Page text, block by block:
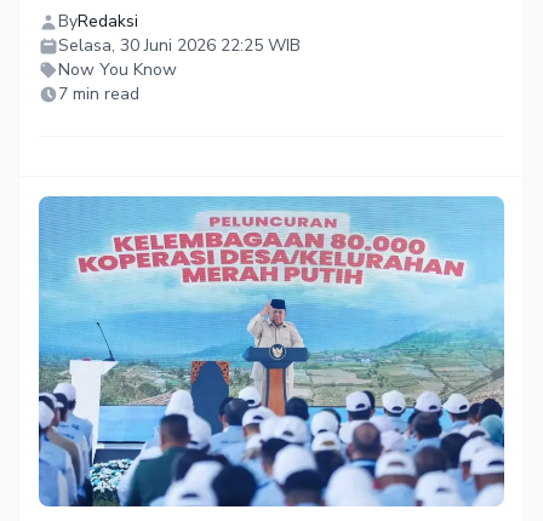
ByRedaksi
Selasa, 30 Juni 2026 22:25 WIB
Now You Know
7 min read